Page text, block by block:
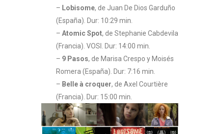
– Lobisome, de Juan De Dios Garduño
(España). Dur: 10:29 min.
– Atomic Spot, de Stephanie Cabdevila
(Francia). VOSI. Dur: 14:00 min.
– 9 Pasos, de Marisa Crespo y Moisés
Romera (España). Dur: 7:16 min.
– Belle à croquer, de Axel Courtière
(Francia). Dur: 15:00 min.